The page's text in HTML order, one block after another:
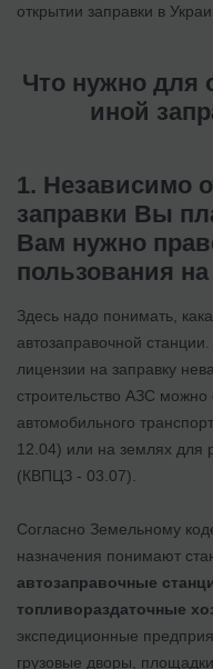
открытии заправки в
Что нужно для
иной
1. Независимо
заправки Вы
Вам нужно
пользования
Здесь надо понимать,
автозаправочной
лицензии на заправку
строительство АЗС можно
автомобильного
12.04) или на землях для
(КВПЦЗ - 03.07).
Согласно Земельному
назначения понимают
автозаправочные
топливораздаточные
экспедиционные
грузовые дворы,